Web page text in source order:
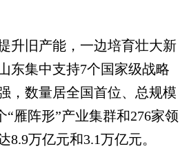
旧产能，一边培育壮大新
东集中支持7个国家级战略
，数量居全国首位、总规模
“雁阵形”产业集群和276家领
8.9万亿元和3.1万亿元。